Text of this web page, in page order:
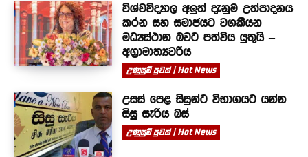
විශ්වවිද්‍යාල අලුත් දැනුම උත්පාදනය
කරන සහ සමාජයට වගකියන
මධ්‍යස්ථාන බවට පත්විය යුතුයි –
අග්‍රාමාත්‍යවරිය
උණුසුම් පුවත් | Hot News
උසස් පෙළ සිසුන්ට විභාගයට යන්න
සිසු සැරිය බස්
උණුසුම් පුවත් | Hot News